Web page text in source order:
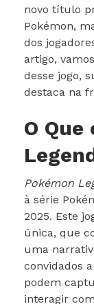
novo título
Pokémon,
dos
artigo,
desse jogo,
destaca na
O Que
Pokémon
à série
2025. Este
única, que
uma
convidados
podem
interagir